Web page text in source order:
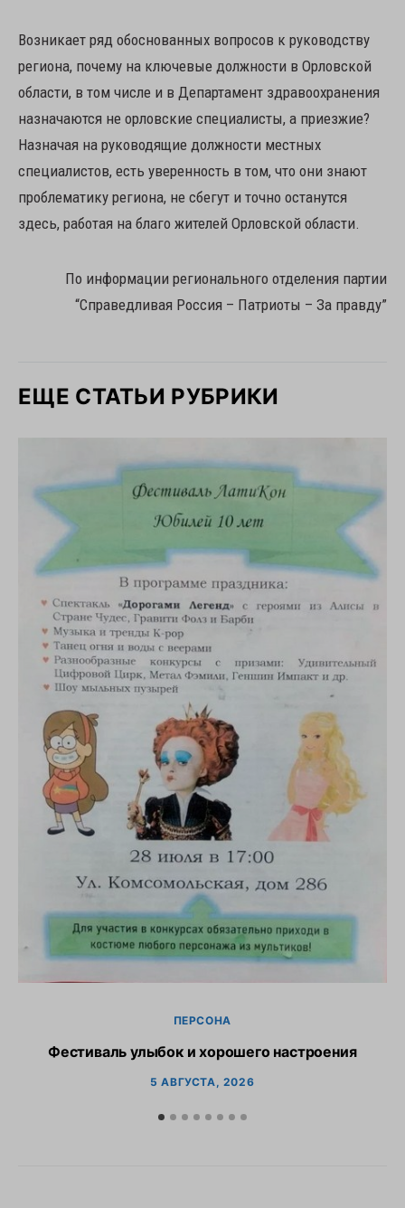
Возникает ряд обоснованных вопросов к руководству
региона, почему на ключевые должности в Орловской
области, в том числе и в Департамент здравоохранения
назначаются не орловские специалисты, а приезжие?
Назначая на руководящие должности местных
специалистов, есть уверенность в том, что они знают
проблематику региона, не сбегут и точно останутся
здесь, работая на благо жителей Орловской области.
По информации регионального отделения партии
“Справедливая Россия – Патриоты – За правду”
ЕЩЕ СТАТЬИ РУБРИКИ
ПЕРСОНА
Фестиваль улыбок и хорошего настроения
5 АВГУСТА, 2026